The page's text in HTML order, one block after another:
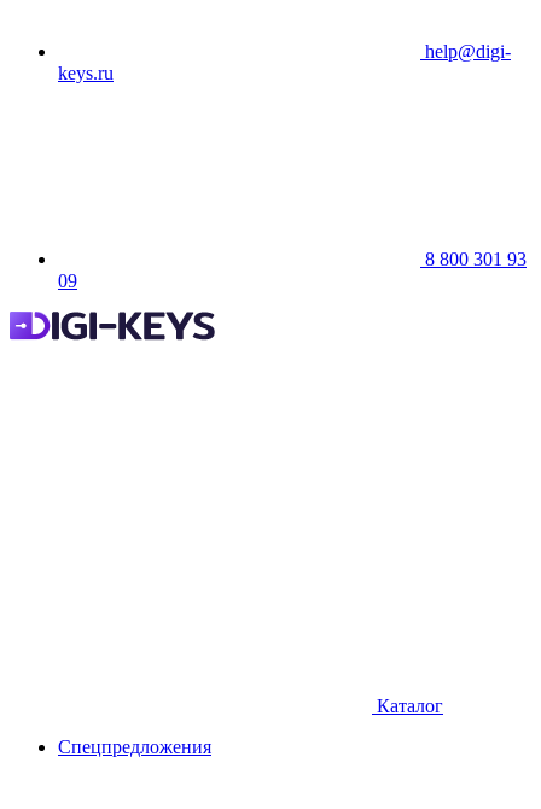
help@digi-
keys.ru
8 800 301 93
09
Каталог
Спецпредложения